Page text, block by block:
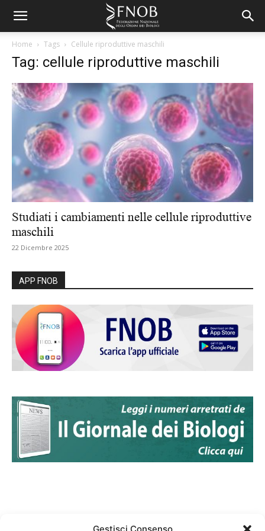
Home Tags Cellule riproduttive maschili
Tag: cellule riproduttive maschili
Studiati i cambiamenti nelle cellule riproduttive
maschili
22 Dicembre 2025
APP FNOB